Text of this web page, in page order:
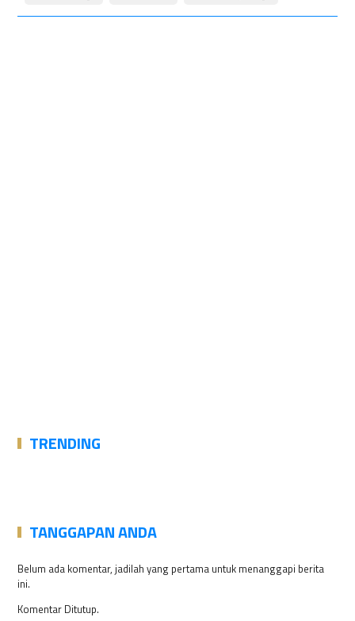
TRENDING
TANGGAPAN ANDA
Belum ada komentar, jadilah yang pertama untuk menanggapi berita
ini.
Komentar Ditutup.